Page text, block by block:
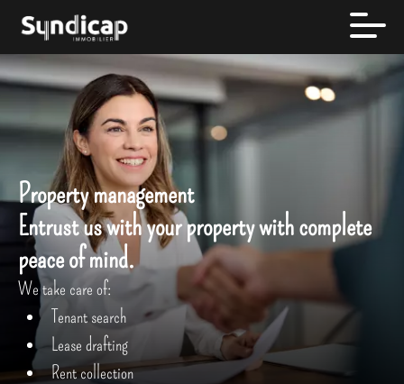
Property management
Entrust us with your property with complete
peace of mind.
We take care of:
Tenant search
Lease drafting
Rent collection